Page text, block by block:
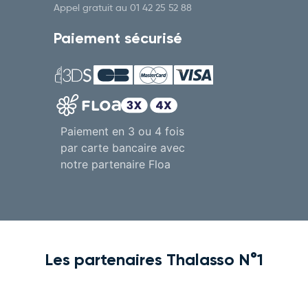
Appel gratuit au 01 42 25 52 88
Paiement sécurisé
Paiement en 3 ou 4 fois
par carte bancaire avec
notre partenaire Floa
Les partenaires Thalasso N°1